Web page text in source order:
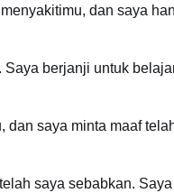
dan saya
berjanji untuk
saya minta maaf
saya sebabkan.